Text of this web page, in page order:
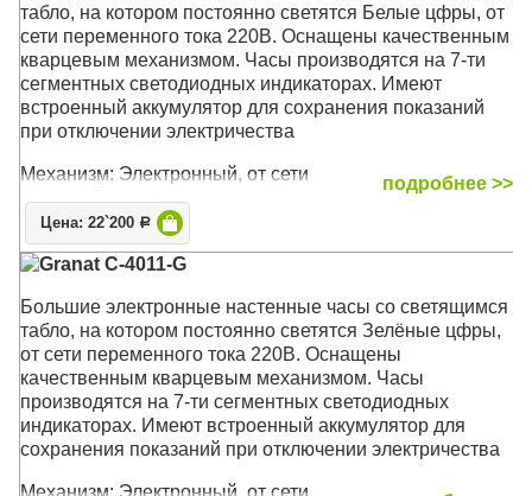
табло, на котором постоянно светятся Белые цфры, от
сети переменного тока 220В. Оснащены качественным
кварцевым механизмом. Часы производятся на 7-ти
сегментных светодиодных индикаторах. Имеют
встроенный аккумулятор для сохранения показаний
при отключении электричества
Механизм: Электронный, от сети
Корпус: Высококачественный пластик
Размер: 88 x 36 x 4,2 см
подробнее >>
Цена: 22`200 Р
Granat C-4011-G
Большие электронные настенные часы со светящимся
табло, на котором постоянно светятся Зелёные цфры,
от сети переменного тока 220В. Оснащены
качественным кварцевым механизмом. Часы
производятся на 7-ти сегментных светодиодных
индикаторах. Имеют встроенный аккумулятор для
сохранения показаний при отключении электричества
Механизм: Электронный, от сети